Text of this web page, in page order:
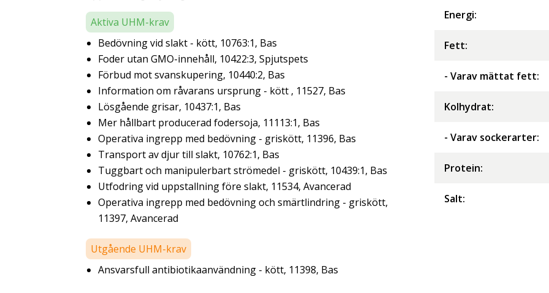
Aktiva UHM-krav
Bedövning vid slakt - kött, 10763:1, Bas
Foder utan GMO-innehåll, 10422:3, Spjutspets
Förbud mot svanskupering, 10440:2, Bas
Information om råvarans ursprung - kött , 11527, Bas
Lösgående grisar, 10437:1, Bas
Mer hållbart producerad fodersoja, 11113:1, Bas
Operativa ingrepp med bedövning - griskött, 11396, Bas
Transport av djur till slakt, 10762:1, Bas
Tuggbart och manipulerbart strömedel - griskött, 10439:1, Bas
Utfodring vid uppstallning före slakt, 11534, Avancerad
Operativa ingrepp med bedövning och smärtlindring - griskött,
11397, Avancerad
Utgående UHM-krav
Ansvarsfull antibiotikaanvändning - kött, 11398, Bas
Energi:
Fett:
- Varav mättat fett:
Kolhydrat:
- Varav sockerarter:
Protein:
Salt: